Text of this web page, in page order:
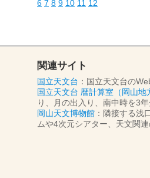
6 7 8 9 10 11 12
関連サイト
国立天文台 ：国立天文台の
国立天文台 暦計算室（岡山地
り、月の出入り、南中時を3
岡山天文博物館 ：隣接する浅
ムや4次元シアター、天文関